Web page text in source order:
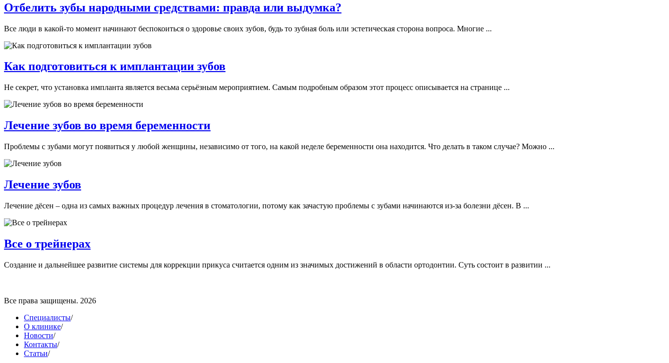
Отбелить зубы народными средствами: правда или выдумка?
Все люди в какой-то момент начинают беспокоиться о здоровье своих зубов, будь то зубная боль или эстетическая сторона вопроса. Многие ...
Как подготовиться к имплантации зубов
Не секрет, что установка импланта является весьма серьёзным мероприятием. Самым подробным образом этот процесс описывается на странице ...
Лечение зубов во время беременности
Проблемы с зубами могут появиться у любой женщины, независимо от того, на какой неделе беременности она находится. Что делать в таком случае? Можно ...
Лечение зубов
Лечение дёсен – одна из самых важных процедур лечения в стоматологии, потому как зачастую проблемы с зубами начинаются из-за болезни дёсен. В ...
Все о трейнерах
Создание и дальнейшее развитие системы для коррекции прикуса считается одним из значимых достижений в области ортодонтии. Суть состоит в развитии ...
Все права защищены. 2026
Специалисты/
О клинике/
Новости/
Контакты/
Статьи/